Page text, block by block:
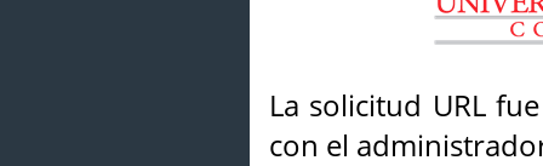
La solicitud URL
con el